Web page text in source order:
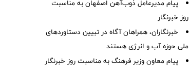
پیام مدیرعامل ذوب‌آهن اصفهان به مناسبت
روز خبرنگار
خبرنگاران، همراهان آگاه در تبیین دستاوردهای
ملی حوزه آب و انرژی هستند
پیام معاون وزیر فرهنگ به مناسبت روز خبرنگار